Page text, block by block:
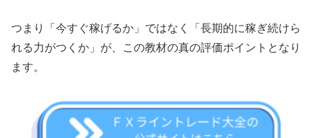
つまり「今すぐ稼げるか」ではなく「長期的に稼ぎ続けら
れる力がつくか」が、この教材の真の評価ポイントとなり
ます。